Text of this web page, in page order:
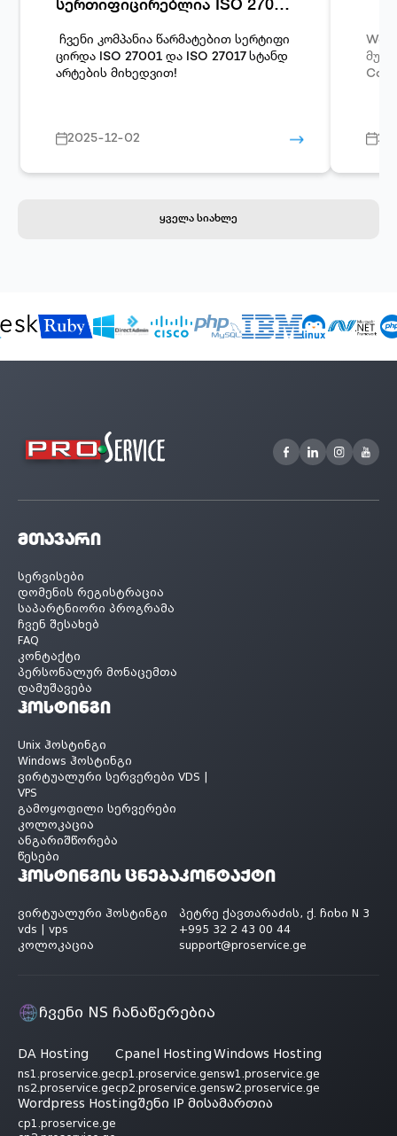
მიხედვით!
ჩვენი კომპანია წარმატებით სერტიფი
ცირდა ISO 27001 და ISO 27017 სტანდ
არტების მიხედვით!
2025-12-02
ყველა სიახლე
მთავარი
სერვისები
დომენის რეგისტრაცია
საპარტნიორი პროგრამა
ჩვენ შესახებ
FAQ
კონტაქტი
პერსონალურ მონაცემთა
დამუშავება
ჰოსტინგი
Unix ჰოსტინგი
Windows ჰოსტინგი
ვირტუალური სერვერები VDS |
VPS
გამოყოფილი სერვერები
კოლოკაცია
ანგარიშწორება
წესები
ჰოსტინგის ცნება
ვირტუალური ჰოსტინგი
vds | vps
კოლოკაცია
კონტაქტი
პეტრე ქავთარაძის, ქ. ჩიხი N 3
+995 32 2 43 00 44
support@proservice.ge
ჩვენი NS ჩანაწერებია
DA Hosting
ns1.proservice.ge
ns2.proservice.ge
Cpanel Hosting
cp1.proservice.ge
cp2.proservice.ge
Windows Hosting
nsw1.proservice.ge
nsw2.proservice.ge
Wordpress Hosting
cp1.proservice.ge
შენი IP მისამართია